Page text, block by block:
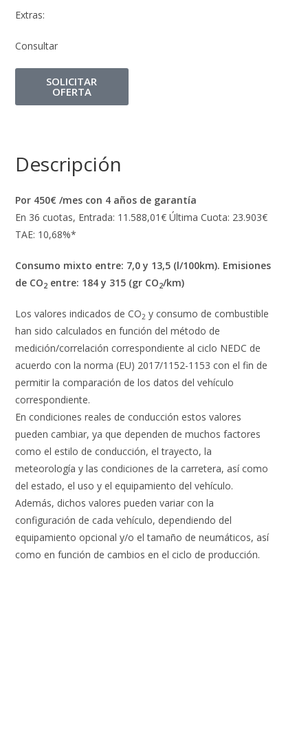
Extras:
Consultar
SOLICITAR
OFERTA
Descripción
Por 450€ /mes con 4 años de garantía
En 36 cuotas, Entrada: 11.588,01€ Última Cuota: 23.903€
TAE: 10,68%*
Consumo mixto entre: 7,0 y 13,5 (l/100km). Emisiones
de CO2 entre: 184 y 315 (gr CO2/km)
Los valores indicados de CO2 y consumo de combustible
han sido calculados en función del método de
medición/correlación correspondiente al ciclo NEDC de
acuerdo con la norma (EU) 2017/1152-1153 con el fin de
permitir la comparación de los datos del vehículo
correspondiente.
En condiciones reales de conducción estos valores
pueden cambiar, ya que dependen de muchos factores
como el estilo de conducción, el trayecto, la
meteorología y las condiciones de la carretera, así como
del estado, el uso y el equipamiento del vehículo.
Además, dichos valores pueden variar con la
configuración de cada vehículo, dependiendo del
equipamiento opcional y/o el tamaño de neumáticos, así
como en función de cambios en el ciclo de producción.